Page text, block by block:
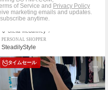
¥158,000送料込
関税負担なし
Stella McCartney
PERSONAL SHOPPER
SteadilyStyle
タイムセール